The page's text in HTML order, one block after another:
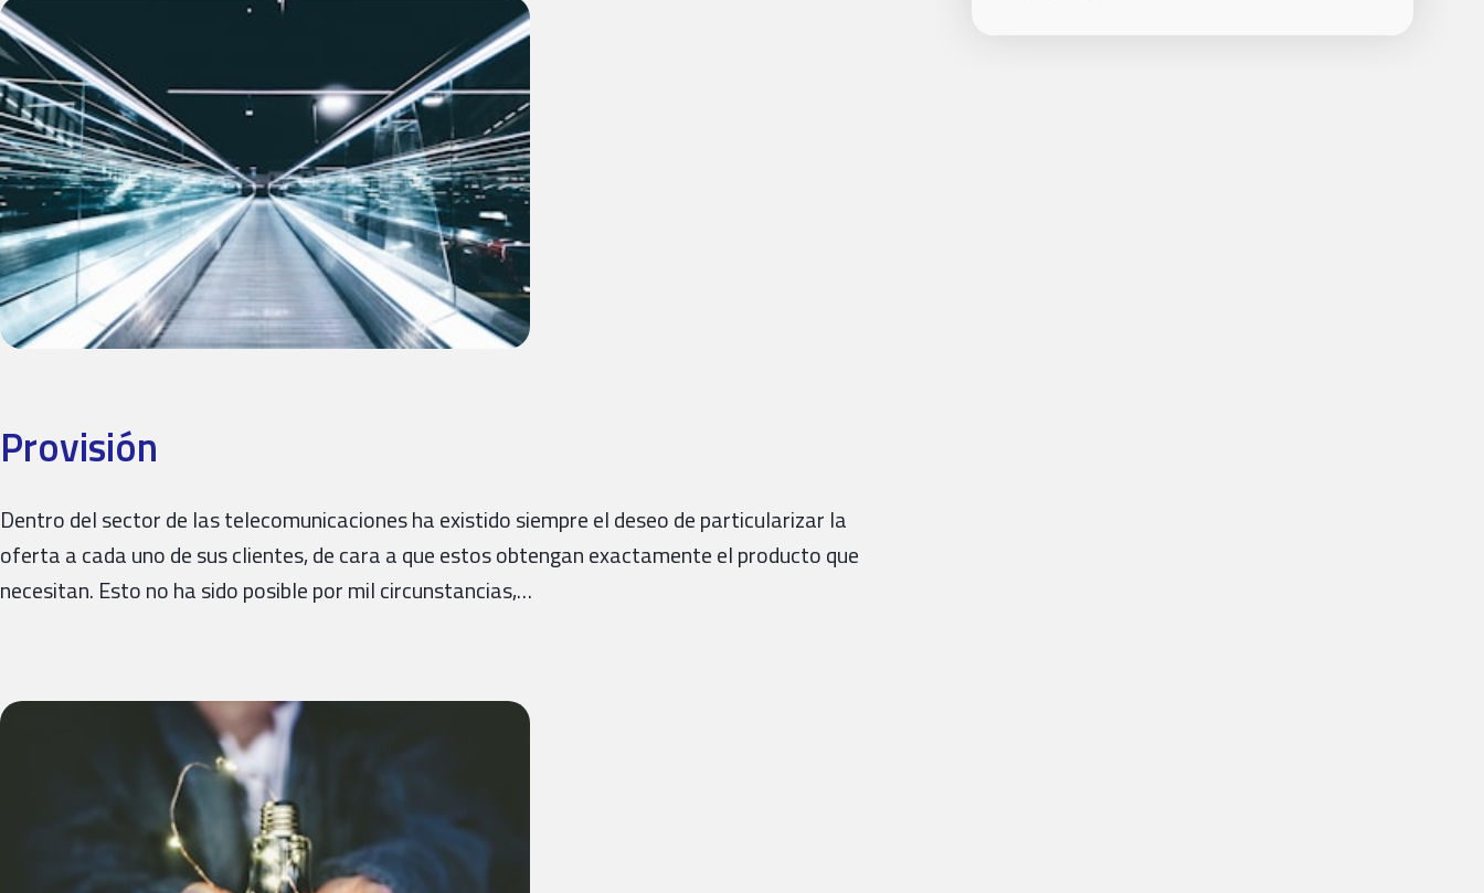
Provisión
Dentro del sector de las telecomunicaciones ha existido siempre el deseo de particularizar la
oferta a cada uno de sus clientes, de cara a que estos obtengan exactamente el producto que
necesitan. Esto no ha sido posible por mil circunstancias,…